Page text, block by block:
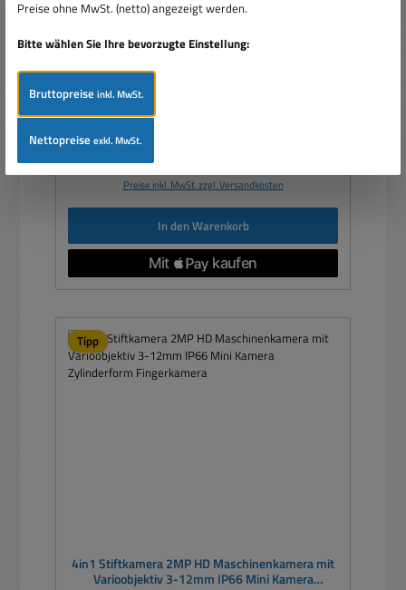
Maschinen Kamera IP67 1000TVL CCD Kamera
CVBS BLW58Grad
Verkaufspreis:
195,00 €
Preise inkl. MwSt. zzgl. Versandkosten
In den Warenkorb
Tipp
4in1 Stiftkamera 2MP HD Maschinenkamera mit
Varioobjektiv 3-12mm IP66 Mini Kamera
Preise ohne MwSt. (netto) angezeigt werden.
Bitte wählen Sie Ihre bevorzugte Einstellung:
Bruttopreiseinkl. MwSt.
Nettopreiseexkl. MwSt.